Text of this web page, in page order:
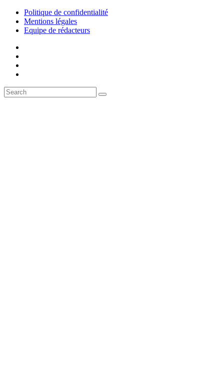
Politique de confidentialité
Mentions légales
Equipe de rédacteurs